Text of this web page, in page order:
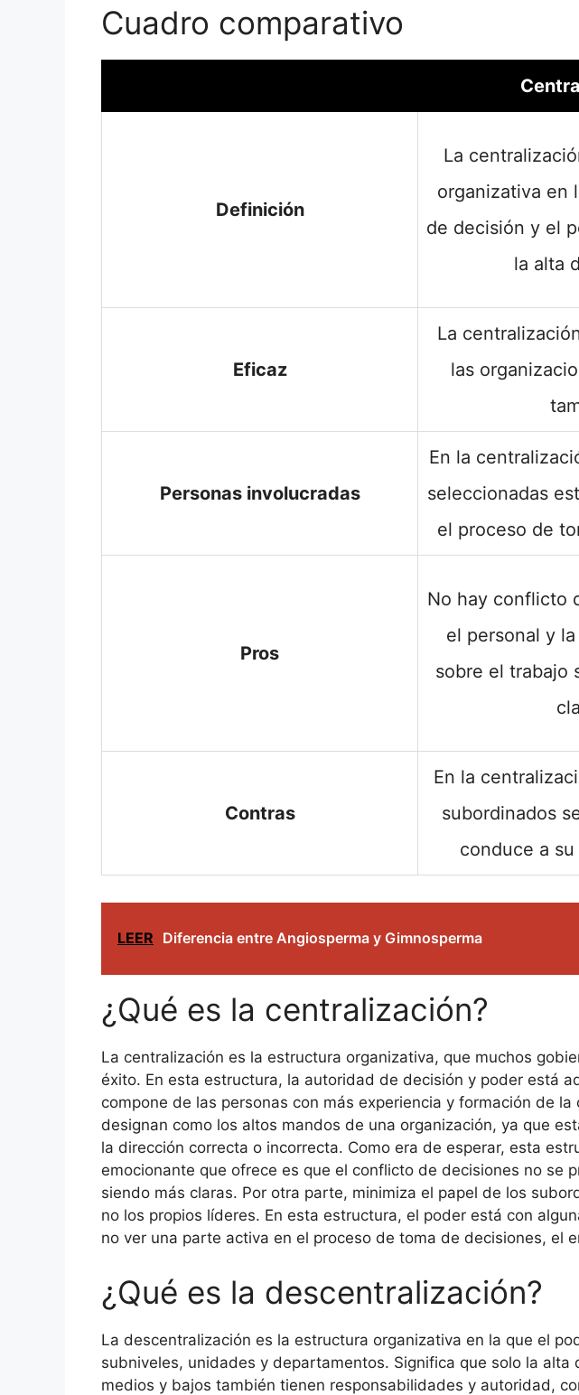
Cuadro comparativo
Definición
La
organizativa en
de decisión y el
la alta
Eficaz
La
las
Personas involucradas
En la
seleccionadas
el proceso de
Pros
No hay conflicto
el personal y
sobre el trabajo
Contras
En la
subordinados
conduce a
LEER Diferencia entre Angiosperma y Gimnosperma
¿Qué es la centralización?
La centralización es la estructura organizativa, que muchos
éxito. En esta estructura, la autoridad de decisión y poder está
compone de las personas con más experiencia y formación de
designan como los altos mandos de una organización, ya que
la dirección correcta o incorrecta. Como era de esperar, esta
emocionante que ofrece es que el conflicto de decisiones no se
siendo más claras. Por otra parte, minimiza el papel de los
no los propios líderes. En esta estructura, el poder está con
no ver una parte activa en el proceso de toma de decisiones,
¿Qué es la descentralización?
La descentralización es la estructura organizativa en la que el
subniveles, unidades y departamentos. Significa que solo la
medios y bajos también tienen responsabilidades y autoridad,